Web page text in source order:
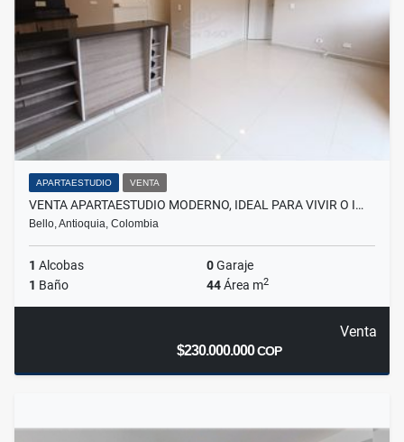
APARTAESTUDIO VENTA
VENTA APARTAESTUDIO MODERNO, IDEAL PARA VIVIR O I…
Bello, Antioquia, Colombia
1 Alcobas 0Garaje
1 Baño 44Área m2
Venta
$230.000.000COP